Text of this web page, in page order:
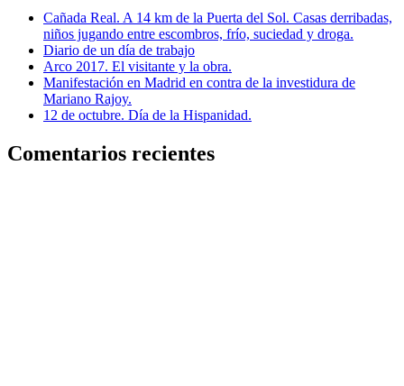
Cañada Real. A 14 km de la Puerta del Sol. Casas derribadas,
niños jugando entre escombros, frío, suciedad y droga.
Diario de un día de trabajo
Arco 2017. El visitante y la obra.
Manifestación en Madrid en contra de la investidura de
Mariano Rajoy.
12 de octubre. Día de la Hispanidad.
Comentarios recientes